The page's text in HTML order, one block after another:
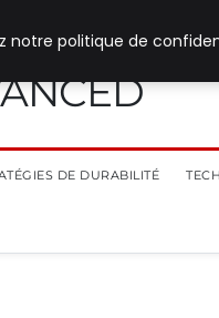
DE DURABILITÉ
notre politique de